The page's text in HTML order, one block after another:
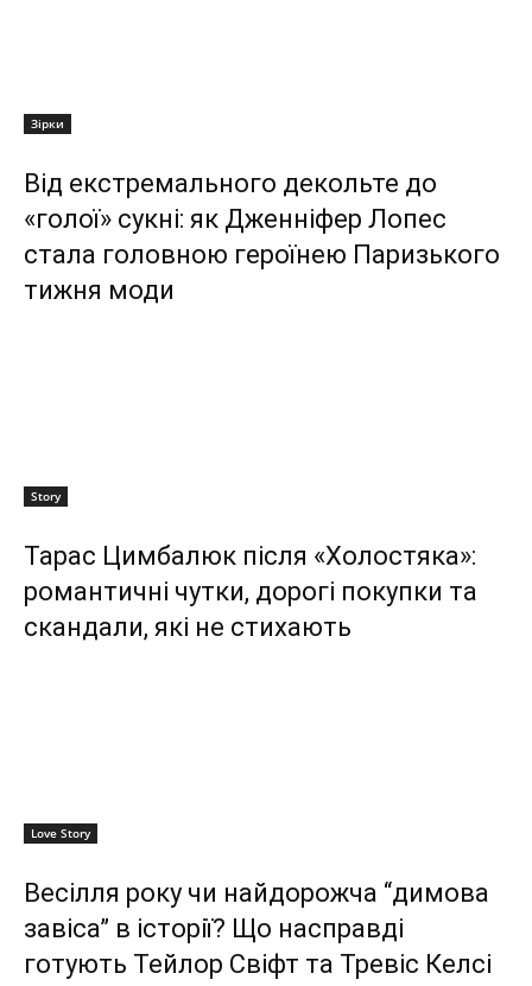
Зірки
Від екстремального декольте до
«голої» сукні: як Дженніфер Лопес
стала головною героїнею Паризького
тижня моди
Story
Тарас Цимбалюк після «Холостяка»:
романтичні чутки, дорогі покупки та
скандали, які не стихають
Love Story
Весілля року чи найдорожча “димова
завіса” в історії? Що насправді
готують Тейлор Свіфт та Тревіс Келсі